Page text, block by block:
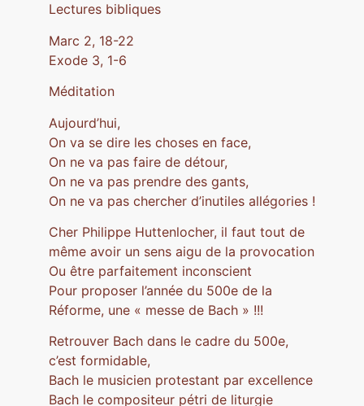
Lectures bibliques
Marc 2, 18-22
Exode 3, 1-6
Méditation
Aujourd’hui,
On va se dire les choses en face,
On ne va pas faire de détour,
On ne va pas prendre des gants,
On ne va pas chercher d’inutiles allégories !
Cher Philippe Huttenlocher, il faut tout de
même avoir un sens aigu de la provocation
Ou être parfaitement inconscient
Pour proposer l’année du 500e de la
Réforme, une « messe de Bach » !!!
Retrouver Bach dans le cadre du 500e,
c’est formidable,
Bach le musicien protestant par excellence
Bach le compositeur pétri de liturgie